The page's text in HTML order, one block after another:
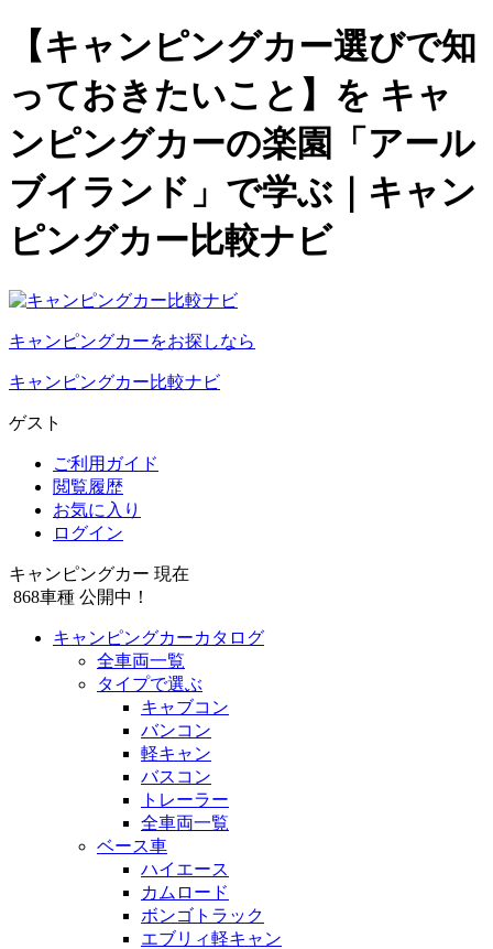
【キャンピングカー選びで知
っておきたいこと】を キャ
ンピングカーの楽園「アール
ブイランド」で学ぶ｜キャン
ピングカー比較ナビ
キャンピングカーをお探しなら
キャンピングカー比較ナビ
ゲスト
ご利用ガイド
閲覧履歴
お気に入り
ログイン
キャンピングカー 現在
868車種 公開中！
キャンピングカーカタログ
全車両一覧
タイプで選ぶ
キャブコン
バンコン
軽キャン
バスコン
トレーラー
全車両一覧
ベース車
ハイエース
カムロード
ボンゴトラック
エブリィ軽キャン